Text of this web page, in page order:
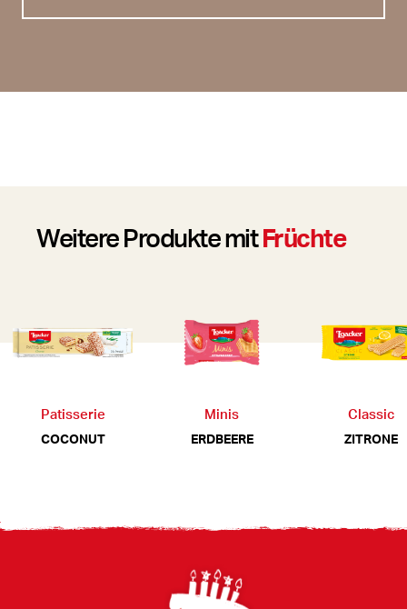
Weitere Produkte mitFrüchte
Patisserie
COCONUT
Minis
ERDBEERE
Classic
ZITRONE